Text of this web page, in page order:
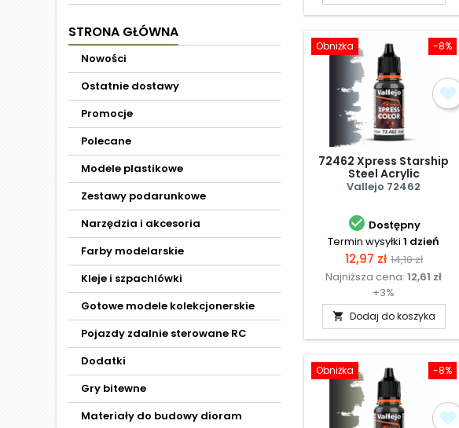
STRONA GŁÓWNA
Nowości
Ostatnie dostawy
Promocje
Polecane
Modele plastikowe
Zestawy podarunkowe
Narzędzia i akcesoria
Farby modelarskie
Kleje i szpachlówki
Gotowe modele kolekcjonerskie
Pojazdy zdalnie sterowane RC
Dodatki
Gry bitewne
Materiały do budowy dioram
-8%
Obniżka
72462 Xpress Starship
Steel Acrylic
Vallejo 72462
 Dostępny
Termin wysyłki 1 dzień
Cena
12,97 zł Cena
podstawowa
14,10 zł
Najniższa cena:12,61 zł
+3%
 Dodaj do koszyka
-8%
Obniżka